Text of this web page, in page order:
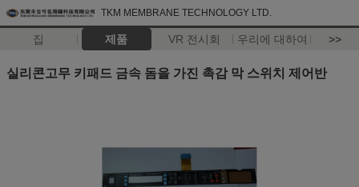
TKM MEMBRANE TECHNOLOGY LTD.
집 제품 VR 전시회 우리에 대하여 >>
실리콘고무 키패드 금속 돔을 가진 촉감 막 스위치 제어반